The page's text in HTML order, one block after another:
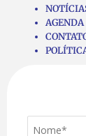
AGENDA